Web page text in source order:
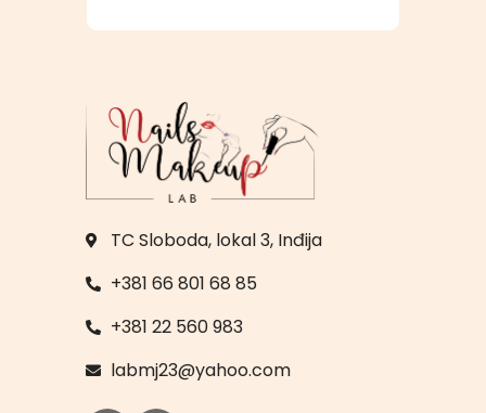
TC Sloboda, lokal 3, Inđija
+381 66 801 68 85
+381 22 560 983
labmj23@yahoo.com